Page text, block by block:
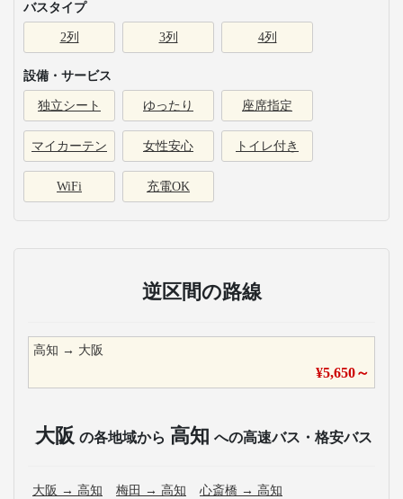
バスタイプ
2列 3列 4列
設備・サービス
独立シート ゆったり 座席指定
マイカーテン 女性安心 トイレ付き
WiFi 充電OK
逆区間の路線
高知 → 大阪
¥5,650～
大阪 の各地域から 高知 への高速バス・格安バス
大阪 → 高知 梅田 → 高知 心斎橋 → 高知